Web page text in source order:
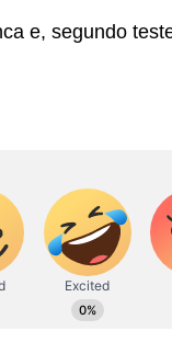
e, segundo